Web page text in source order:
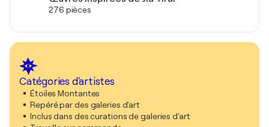
276 pièces
Catégories d'artistes
Étoiles Montantes
Repéré par des galeries d'art
Inclus dans des curations de galeries d'art